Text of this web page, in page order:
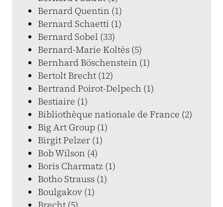
Bernard Quentin (1)
Bernard Schaetti (1)
Bernard Sobel (33)
Bernard-Marie Koltès (5)
Bernhard Böschenstein (1)
Bertolt Brecht (12)
Bertrand Poirot-Delpech (1)
Bestiaire (1)
Bibliothèque nationale de France (2)
Big Art Group (1)
Birgit Pelzer (1)
Bob Wilson (4)
Boris Charmatz (1)
Botho Strauss (1)
Boulgakov (1)